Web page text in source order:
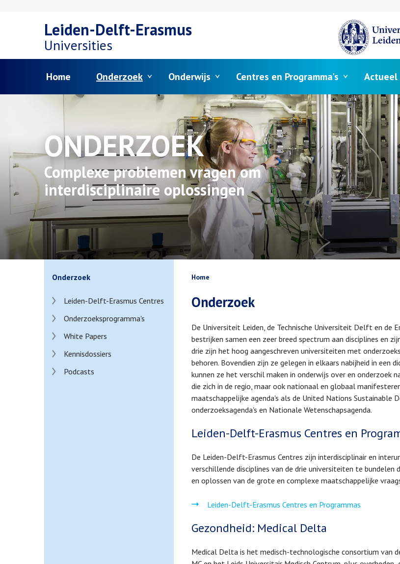
naar
Leiden-Delft-Erasmus
Universities
Home Onderzoek Onderwijs Centres en Programma's Actueel
ONDERZOEK
Complexe problemen vragen om
interdisciplinaire oplossingen
Kruimelpad
Home
Onderzoek
De Universiteit Leiden, de Technische Universiteit Delft en de
bestrijken samen een zeer breed spectrum aan disciplines en
drie zijn het hoog aangeschreven universiteiten met
behoren. Bovendien zijn ze gelegen in elkaars nabijheid in een
kunnen ze het verschil maken in onderwijs over en onderzoek
die zich in de regio, maar ook nationaal en globaal
maatschappelijke agenda's als de United Nations Sustainable
onderzoeksagenda's en Nationale Wetenschapsagenda.
Leiden-Delft-Erasmus Centres en
De Leiden-Delft-Erasmus Centres zijn interdisciplinair en
verschillende disciplines van de drie universiteiten te bundelen
en oplossen van de grote en complexe maatschappelijke
Leiden-Delft-Erasmus Centres en Programmas
Gezondheid: Medical Delta
Medical Delta is het medisch-technologische consortium van
Onderzoek
Leiden-Delft-Erasmus Centres
Onderzoeksprogramma's
White Papers
Kennisdossiers
Podcasts